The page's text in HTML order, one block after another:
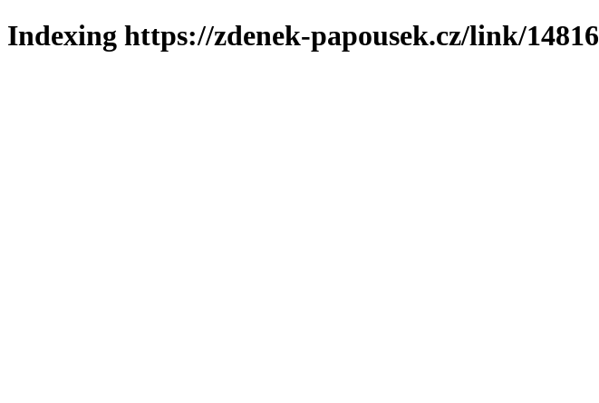
Indexing https://zdenek-papousek.cz/link/14816